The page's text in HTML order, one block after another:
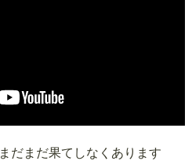
だまだ果てしなくあります